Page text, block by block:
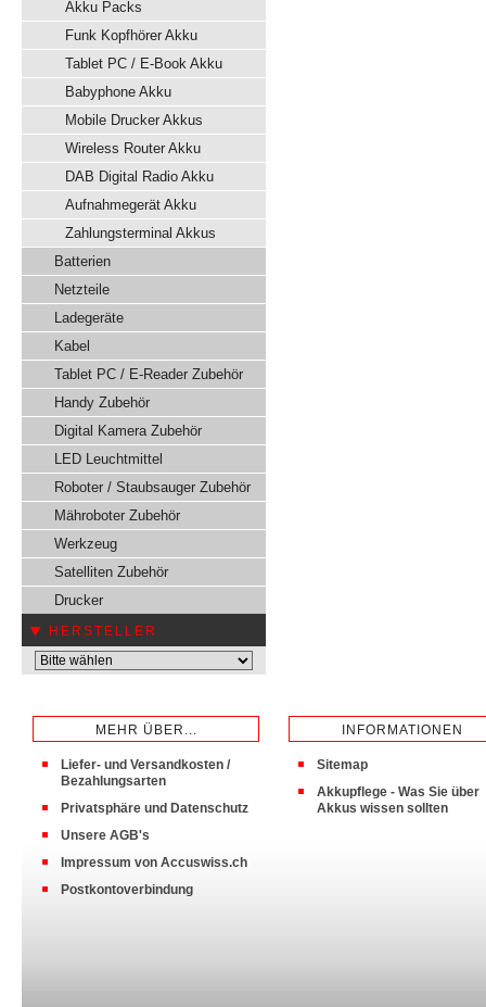
Akku Packs
Funk Kopfhörer Akku
Tablet PC / E-Book Akku
Babyphone Akku
Mobile Drucker Akkus
Wireless Router Akku
DAB Digital Radio Akku
Aufnahmegerät Akku
Zahlungsterminal Akkus
Batterien
Netzteile
Ladegeräte
Kabel
Tablet PC / E-Reader Zubehör
Handy Zubehör
Digital Kamera Zubehör
LED Leuchtmittel
Roboter / Staubsauger Zubehör
Mähroboter Zubehör
Werkzeug
Satelliten Zubehör
Drucker
HERSTELLER
MEHR ÜBER...
Liefer- und Versandkosten /
Bezahlungsarten
Privatsphäre und Datenschutz
Unsere AGB's
Impressum von Accuswiss.ch
Postkontoverbindung
INFORMATIONEN
Sitemap
Akkupflege - Was Sie über
Akkus wissen sollten